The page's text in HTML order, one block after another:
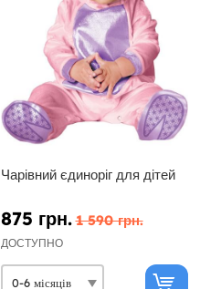
Чарівний єдиноріг для дітей
875 грн. 1 590 грн.
ДОСТУПНО